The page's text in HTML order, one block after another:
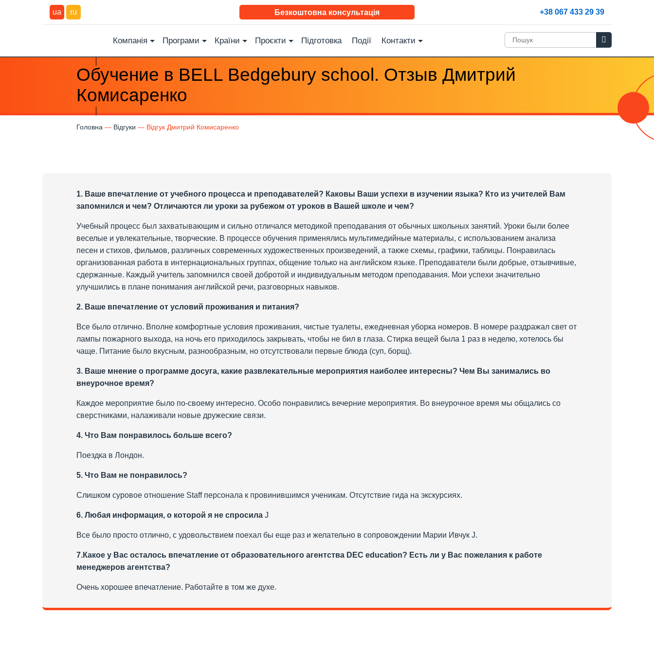
ua ru Безкоштовна консультація +38 067 433 29 39
Компанія Програми Країни Проєкти Підготовка Події Контакти
Обучение в BELL Bedgebury school. Отзыв Дмитрий
Комисаренко
Головна Відгуки Відгук Дмитрий Комисаренко
1. Ваше впечатление от учебного процесса и преподавателей? Каковы Ваши успехи в изучении языка? Кто из учителей Вам
запомнился и чем? Отличаются ли уроки за рубежом от уроков в Вашей школе и чем?
Учебный процесс был захватывающим и сильно отличался методикой преподавания от обычных школьных занятий. Уроки были более
веселые и увлекательные, творческие. В процессе обучения применялись мультимедийные материалы, с использованием анализа
песен и стихов, фильмов, различных современных художественных произведений, а также схемы, графики, таблицы. Понравилась
организованная работа в интернациональных группах, общение только на английском языке. Преподаватели были добрые, отзывчивые,
сдержанные. Каждый учитель запомнился своей добротой и индивидуальным методом преподавания. Мои успехи значительно
улучшились в плане понимания английской речи, разговорных навыков.
2. Ваше впечатление от условий проживания и питания?
Все было отлично. Вполне комфортные условия проживания, чистые туалеты, ежедневная уборка номеров. В номере раздражал свет от
лампы пожарного выхода, на ночь его приходилось закрывать, чтобы не бил в глаза. Стирка вещей была 1 раз в неделю, хотелось бы
чаще. Питание было вкусным, разнообразным, но отсутствовали первые блюда (суп, борщ).
3. Ваше мнение о программе досуга, какие развлекательные мероприятия наиболее интересны? Чем Вы занимались во
внеурочное время?
Каждое мероприятие было по-своему интересно. Особо понравились вечерние мероприятия. Во внеурочное время мы общались со
сверстниками, налаживали новые дружеские связи.
4. Что Вам понравилось больше всего?
Поездка в Лондон.
5. Что Вам не понравилось?
Слишком суровое отношение Staff персонала к провинившимся ученикам. Отсутствие гида на экскурсиях.
6. Любая информация, о которой я не спросила J
Все было просто отлично, с удовольствием поехал бы еще раз и желательно в сопровождении Марии Ивчук J.
7.Какое у Вас осталось впечатление от образовательного агентства DEC education? Есть ли у Вас пожелания к работе
менеджеров агентства?
Очень хорошее впечатление. Работайте в том же духе.